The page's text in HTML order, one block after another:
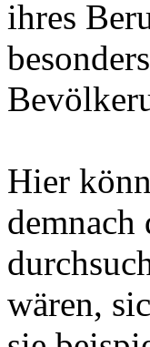
ihres
Hier
demnach
wären,